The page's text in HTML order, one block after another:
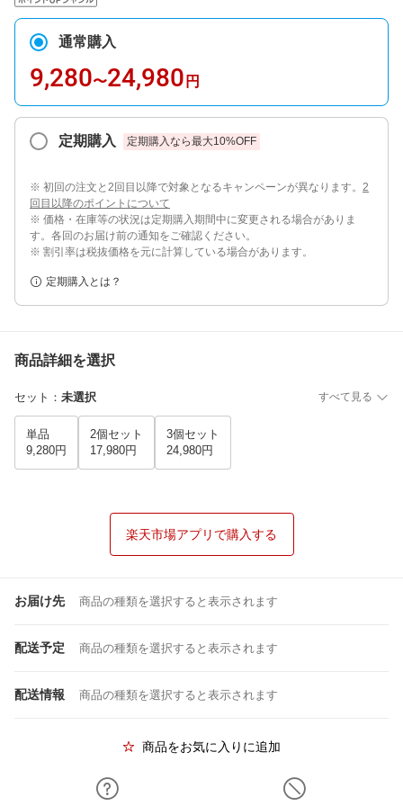
通常購入
9,280〜24,980 円
定期購入 定期購入なら最大10%OFF
※ 初回の注文と2回目以降で対象となるキャンペーンが異なります。 2
回目以降のポイントについて
※ 価格・在庫等の状況は定期購入期間中に変更される場合がありま
す。各回のお届け前の通知をご確認ください。
※ 割引率は税抜価格を元に計算している場合があります。
定期購入とは？
商品詳細を選択
セット ： 未選択 すべて見る
単品
9,280円
2個セット
17,980円
3個セット
24,980円
楽天市場アプリで購入する
お届け先 商品の種類を選択すると表示されます
配送予定 商品の種類を選択すると表示されます
配送情報 商品の種類を選択すると表示されます
商品をお気に入りに追加